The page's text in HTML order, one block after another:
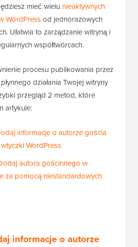
mieć wielu nieaktywnych
WordPressod jednorazowych
Ułatwia to zarządzanie witryną i
współtwórcach.
procesu publikowania przez
działania Twojej witryny
przegląd 2 metod, które
artykule:
informacje o autorze gościa
WordPress
autora gościnnego w
za pomocą niestandardowych
informacje o autorze